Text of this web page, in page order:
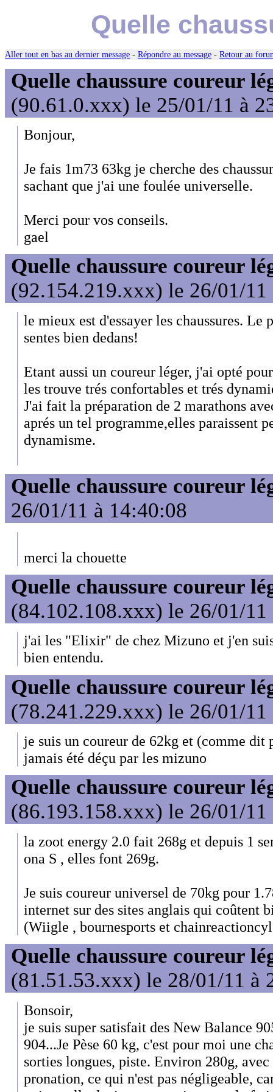
Quelle
Aller tout en bas au dernier message - Répondre au message - Retour au
Quelle chaussure coureur
(90.61.0.xxx) le 25/01/11 à
Bonjour,
Je fais 1m73 63kg je cherche des
sachant que j'ai une foulée universelle.
Merci pour vos conseils.
gael
Quelle chaussure coureur
(92.154.219.xxx) le 26/01/11
le mieux est d'essayer les chaussures. Le
sentes bien dedans!
Etant aussi un coureur léger, j'ai opté
les trouve trés confortables et trés
J'ai fait la préparation de 2 marathons
aprés un tel programme,elles paraissent
dynamisme.
Quelle chaussure coureur
26/01/11 à 14:40:08
merci la chouette
Quelle chaussure coureur
(84.102.108.xxx) le 26/01/11
j'ai les "Elixir" de chez Mizuno et j'en
bien entendu.
Quelle chaussure coureur
(78.241.229.xxx) le 26/01/11
je suis un coureur de 62kg et (comme dit
jamais été déçu par les mizuno
Quelle chaussure coureur
(86.193.158.xxx) le 26/01/11
la zoot energy 2.0 fait 268g et depuis 1
ona S , elles font 269g.
Je suis coureur universel de 70kg pour
internet sur des sites anglais qui coûtent
(Wiigle , bournesports et
Quelle chaussure coureur
(81.51.53.xxx) le 28/01/11 à
Bonsoir,
je suis super satisfait des New Balance
904...Je Pèse 60 kg, c'est pour moi une
sorties longues, piste. Environ 280g,
pronation, ce qui n'est pas négligeable,